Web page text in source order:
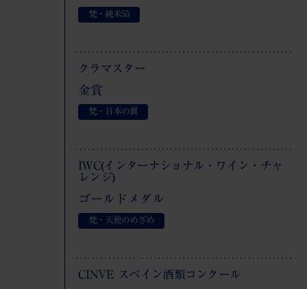
梵・純米55
クラマスター
金賞
梵・日本の翼
IWC(インターナショナル・ワイン・チャ
レンジ)
ゴールドメダル
梵・天使のめざめ
CINVE スペイン酒類コンクール